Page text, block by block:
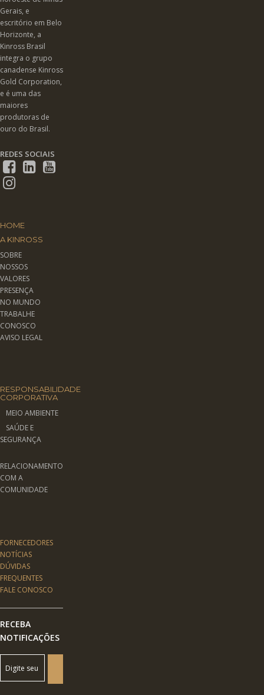
Gerais, e
escritório em Belo
Horizonte, a
Kinross Brasil
integra o grupo
canadense Kinross
Gold Corporation,
e é uma das
maiores
produtoras de
ouro do Brasil.
REDES SOCIAIS
HOME
A KINROSS
SOBRE
NOSSOS
VALORES
PRESENÇA
NO MUNDO
TRABALHE
CONOSCO
AVISO LEGAL
RESPONSABILIDADE
CORPORATIVA
MEIO AMBIENTE
SAÚDE E
SEGURANÇA
RELACIONAMENTO
COM A
COMUNIDADE
FORNECEDORES
NOTÍCIAS
DÚVIDAS
FREQUENTES
FALE CONOSCO
RECEBA
NOTIFICAÇÕES